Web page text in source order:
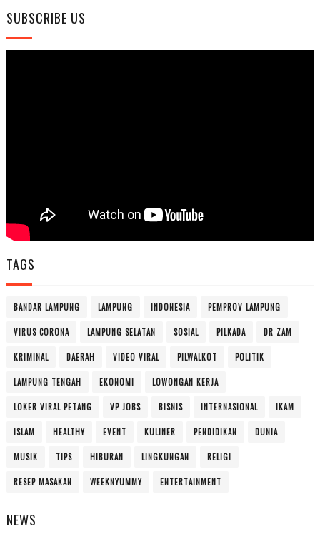
SUBSCRIBE US
TAGS
BANDAR LAMPUNG LAMPUNG INDONESIA PEMPROV LAMPUNG
VIRUS CORONA LAMPUNG SELATAN SOSIAL PILKADA DR ZAM
KRIMINAL DAERAH VIDEO VIRAL PILWALKOT POLITIK
LAMPUNG TENGAH EKONOMI LOWONGAN KERJA
LOKER VIRAL PETANG VP JOBS BISNIS INTERNASIONAL IKAM
ISLAM HEALTHY EVENT KULINER PENDIDIKAN DUNIA
MUSIK TIPS HIBURAN LINGKUNGAN RELIGI
RESEP MASAKAN WEEKNYUMMY ENTERTAINMENT
NEWS